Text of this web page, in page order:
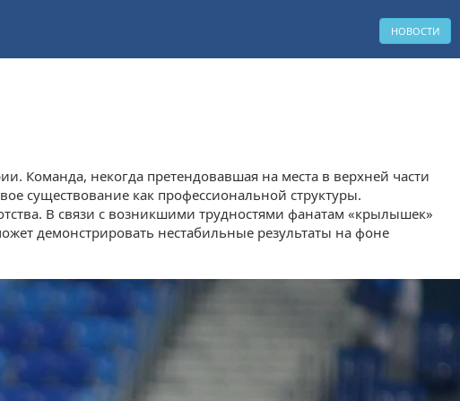
НОВОСТИ
Команда, некогда претендовавшая на места в верхней части
существование как профессиональной структуры.
В связи с возникшими трудностями фанатам «крылышек»
демонстрировать нестабильные результаты на фоне